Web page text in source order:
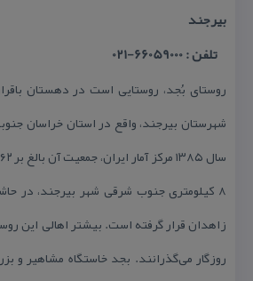
بیرجند
تلفن : 66059000-021
روستای بُجد، روستایی است در دهستان
شهرستان بیرجند، واقع در استان خراسان
۸ كیلومتری جنوب شرقی شهر بیرجند، در
زاهدان قرار گرفته است. بیشتر اهالی این
روزگار می‌گذرانند. بجد خاستگاه مشاهیر و